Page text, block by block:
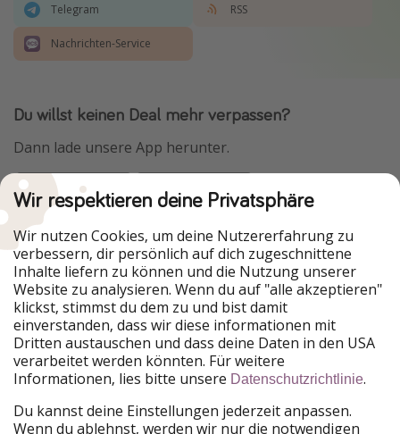
Telegram RSS
Nachrichten-Service
Du willst keinen Deal mehr verpassen?
Dann lade unsere App herunter.
Urlaubspiraten ist Teil der HolidayPirates Group
Unsere Märkte
PiratinViaggio
HolidayPirates
VakantiePiraten
WakacyjniPiraci
VoyagesPirates
Ferienpiraten
Urlaubspiraten
ViajerosPiratas
TravelPirates
HolidayPirates Group
Wir respektieren deine Privatsphäre
Wir nutzen Cookies, um deine Nutzererfahrung zu
verbessern, dir persönlich auf dich zugeschnittene
Inhalte liefern zu können und die Nutzung unserer
Website zu analysieren. Wenn du auf "alle akzeptieren"
klickst, stimmst du dem zu und bist damit
einverstanden, dass wir diese informationen mit
Dritten austauschen und dass deine Daten in den USA
verarbeitet werden könnten. Für weitere
Informationen, lies bitte unsere Datenschutzrichtlinie.
Du kannst deine Einstellungen jederzeit anpassen.
Wenn du ablehnst, werden wir nur die notwendigen